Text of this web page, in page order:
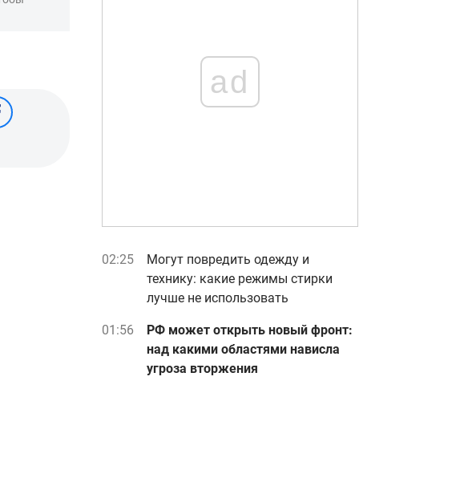
ad
02:25
Могут повредить одежду и
технику: какие режимы стирки
лучше не использовать
01:56
РФ может открыть новый фронт:
над какими областями нависла
угроза вторжения